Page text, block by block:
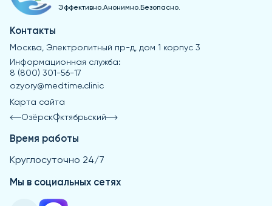
Эффективно.Анонимно.Безопасно.
Контакты
Москва, Электролитный пр-д, дом 1 корпус 3
Информационная служба:
8 (800) 301-56-17
ozyory@medtime.clinic
Карта сайта
ОзёрскОктябрьский
Время работы
Круглосуточно 24/7
Мы в социальных сетях